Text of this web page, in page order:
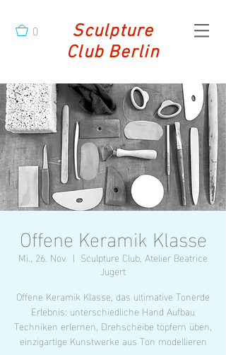
0
Sculpture
Club Berlin
Offene Keramik Klasse
Mi., 26. Nov.
  |
Sculpture Club, Atelier Beatrice
Jugert
Offene Keramik Klasse, das ultimative Tonerde
Erlebnis: unterschiedliche Hand Aufbau
Techniken erlernen, Drehscheibe töpfern üben,
einzigartige Kunstwerke aus Ton modellieren